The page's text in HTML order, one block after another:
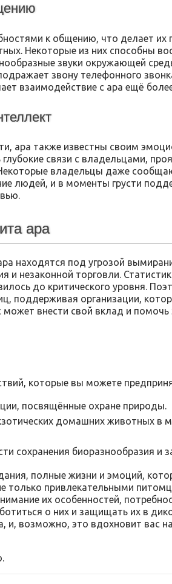
к общению, что делает их
Некоторые из них способны
звуки окружающей
звону телефонного
взаимодействие с ара ещё
ара также известны своим
связи с владельцами,
владельцы даже
людей, и в моменты грусти
ара
находятся под угрозой
и незаконной торговли.
до критического уровня.
поддерживая организации,
внести свой вклад и помочь
которые вы можете
посвящённые охране природы.
домашних животных в
сохранения биоразнообразия и
полные жизни и эмоций,
только привлекательными
их особенностей,
о них и защищать их в
и, возможно, это вдохновит вас